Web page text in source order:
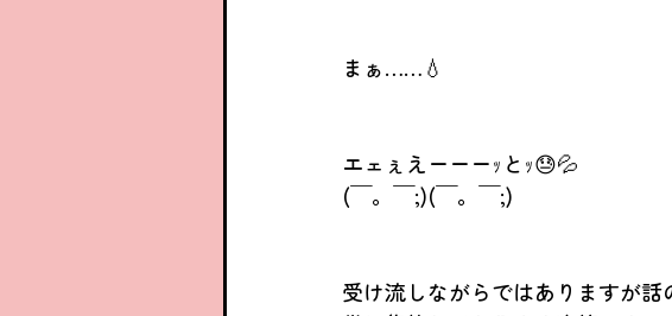
まぁ……💧
エェぇえーーーｯとｯ😓💦
(￣。￣;)(￣。￣;)
受け流しながらではありますが話